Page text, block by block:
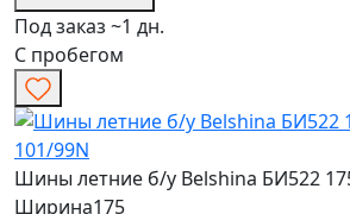
Под заказ ~1 дн.
С пробегом
Шины летние б/у Belshina БИ522
Ширина175